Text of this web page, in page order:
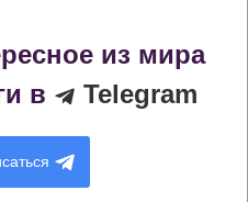
еще ни
из мира
в
Telegram